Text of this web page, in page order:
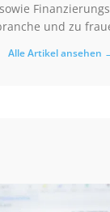
und zu
Alle Artikel ansehen